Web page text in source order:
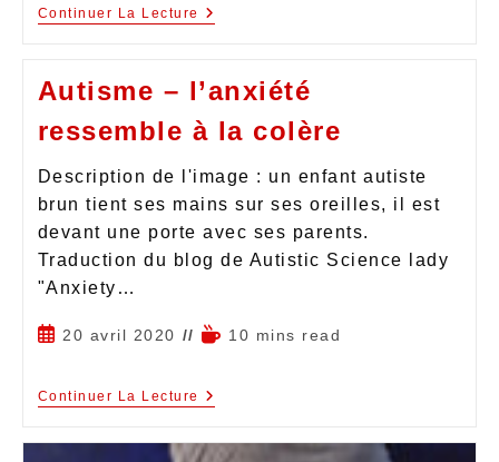
Continuer La Lecture
Autisme – l’anxiété
ressemble à la colère
Description de l'image : un enfant autiste
brun tient ses mains sur ses oreilles, il est
devant une porte avec ses parents.
Traduction du blog de Autistic Science lady
"Anxiety…
20 avril 2020 10 mins read
Continuer La Lecture